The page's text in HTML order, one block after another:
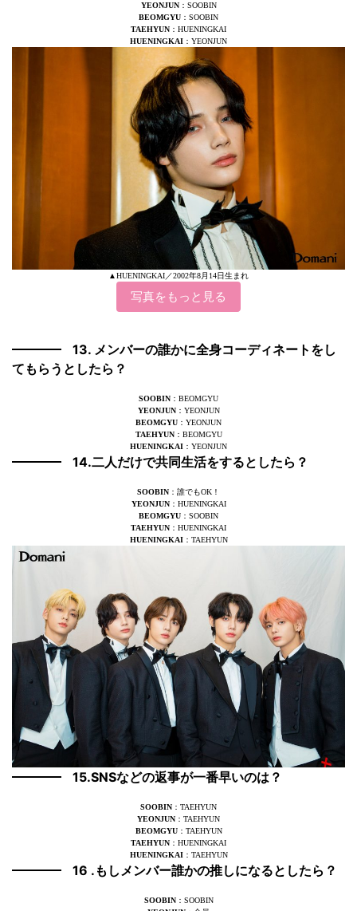
YEONJUN：SOOBIN
BEOMGYU ：SOOBIN
TAEHYUN ：HUENINGKAI
HUENINGKAI ：YEONJUN
▲HUENINGKAI／2002年8月14日生まれ
写真をもっと見る
13. メンバーの誰かに全身コーディネートをし
てもらうとしたら？
SOOBIN ：BEOMGYU
YEONJUN：YEONJUN
BEOMGYU ：YEONJUN
TAEHYUN：BEOMGYU
HUENINGKAI ：YEONJUN
14.二人だけで共同生活をするとしたら？
SOOBIN ：誰でもOK！
YEONJUN：HUENINGKAI
BEOMGYU ：SOOBIN
TAEHYUN ：HUENINGKAI
HUENINGKAI：TAEHYUN
15.SNSなどの返事が一番早いのは？
SOOBIN ：TAEHYUN
YEONJUN ：TAEHYUN
BEOMGYU：TAEHYUN
TAEHYUN ：HUENINGKAI
HUENINGKAI：TAEHYUN
16 .もしメンバー誰かの推しになるとしたら？
SOOBIN：SOOBIN